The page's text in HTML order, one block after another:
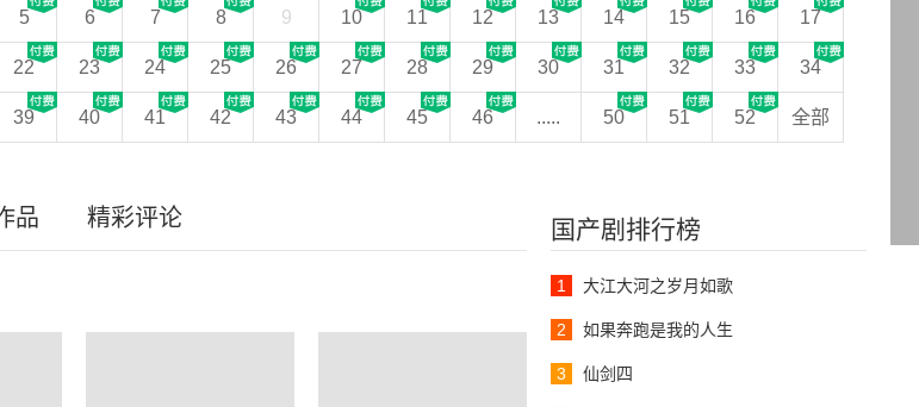
5 6 7 8 9 10 11 12 13 14 15 16 17
22 23 24 25 26 27 28 29 30 31 32 33 34
39 40 41 42 43 44 45 46 ..... 50 51 52 全部
国产剧排行榜
1 大江大河之岁月如歌
2 如果奔跑是我的人生
3 仙剑四
品 精彩评论